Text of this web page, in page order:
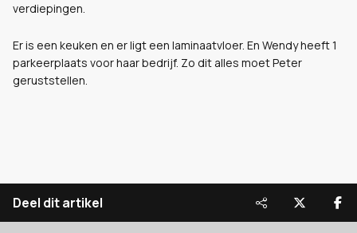
verdiepingen.
Er is een keuken en er ligt een laminaatvloer. En Wendy heeft 1
parkeerplaats voor haar bedrijf. Zo dit alles moet Peter
geruststellen.
Deel dit artikel